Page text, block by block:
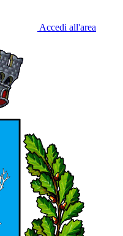
Accedi all'area